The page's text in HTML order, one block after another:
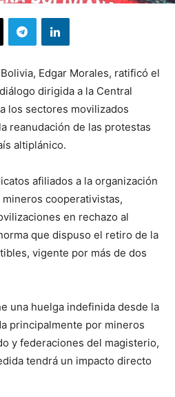
Edgar Morales, ratificó el
dirigida a la Central
los sectores movilizados
reanudación de las protestas
altiplánico.
afiliados a la organización
cooperativistas,
en rechazo al
que dispuso el retiro de la
vigente por más de dos
una huelga indefinida desde la
principalmente por mineros
y federaciones del magisterio,
tendrá un impacto directo